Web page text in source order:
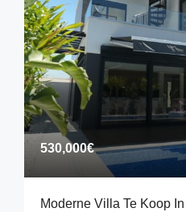
530,000€
Moderne Villa Te Koop